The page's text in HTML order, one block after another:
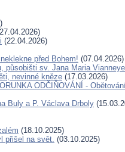
(22.04.2026)
před Bohem! (07.04.2026)
působišti sv. Jana Maria Vianneye
nevinné kněze (17.03.2026)
ODČIŇOVÁNÍ -
Buly a P. Václava Drboly
(18.10.2025)
přišel na svět. (03.10.2025)